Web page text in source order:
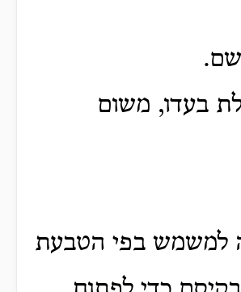
שם.
בעדו, משום
למשמש בפי הטבעת